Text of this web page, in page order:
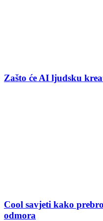
Zašto će AI ljudsku
Cool savjeti kako
odmora